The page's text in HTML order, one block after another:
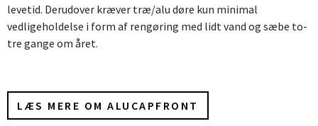
levetid. Derudover kræver træ/alu døre kun minimal
vedligeholdelse i form af rengøring med lidt vand og sæbe to-
tre gange om året.
LÆS MERE OM ALUCAPFRONT